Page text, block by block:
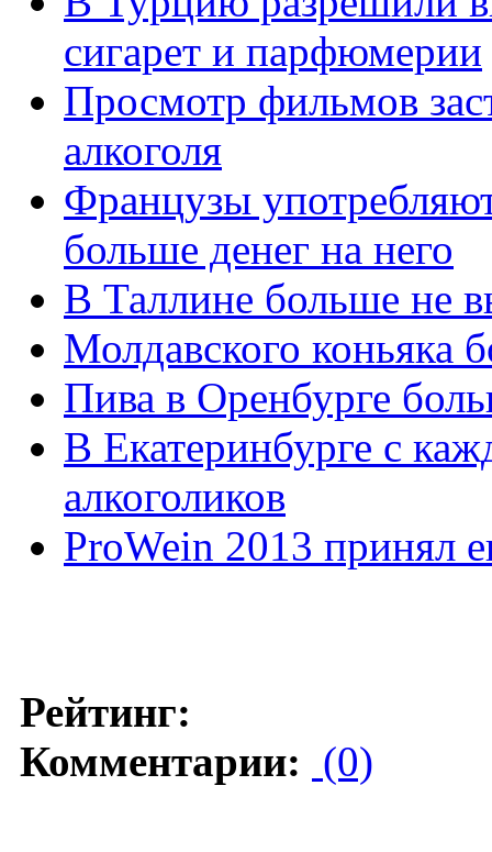
сигарет и парфюмерии
Просмотр фильмов
алкоголя
Французы
больше денег на него
В Таллине больше не
Молдавского коньяка
Пива в Оренбурге
В Екатеринбурге с
алкоголиков
ProWein 2013 принял
Рейтинг:
Комментарии: (0)